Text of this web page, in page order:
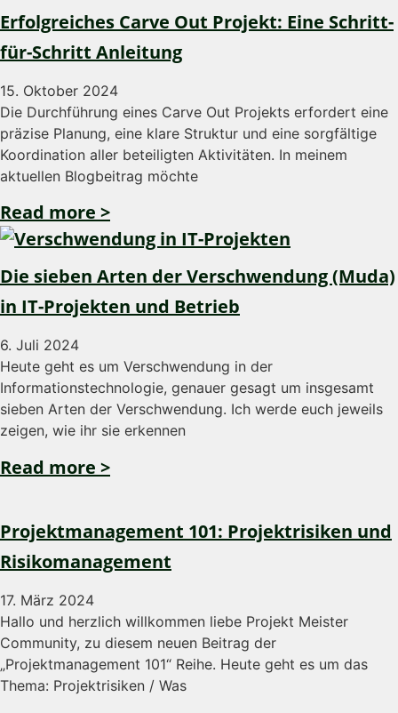
Erfolgreiches Carve Out Projekt: Eine Schritt-
für-Schritt Anleitung
15. Oktober 2024
Die Durchführung eines Carve Out Projekts erfordert eine
präzise Planung, eine klare Struktur und eine sorgfältige
Koordination aller beteiligten Aktivitäten. In meinem
aktuellen Blogbeitrag möchte
Read more >
Die sieben Arten der Verschwendung (Muda)
in IT-Projekten und Betrieb
6. Juli 2024
Heute geht es um Verschwendung in der
Informationstechnologie, genauer gesagt um insgesamt
sieben Arten der Verschwendung. Ich werde euch jeweils
zeigen, wie ihr sie erkennen
Read more >
Projektmanagement 101: Projektrisiken und
Risikomanagement
17. März 2024
Hallo und herzlich willkommen liebe Projekt Meister
Community, zu diesem neuen Beitrag der
„Projektmanagement 101“ Reihe. Heute geht es um das
Thema: Projektrisiken / Was